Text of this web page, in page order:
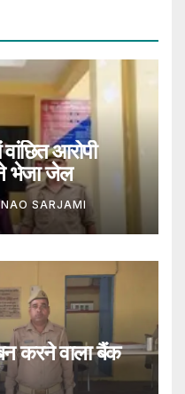
आरोपी
भेजा जेल
SARJAMI
करने वाला बैंक